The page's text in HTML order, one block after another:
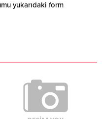
yukarıdaki form